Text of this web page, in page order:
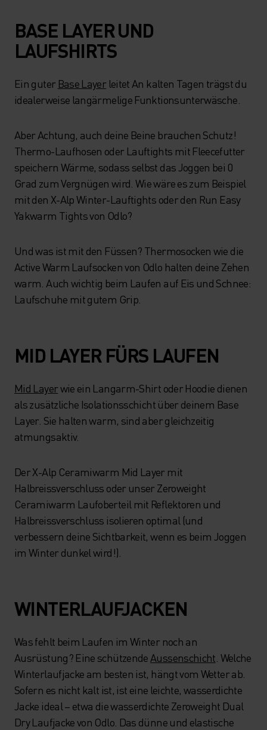
BASE LAYER UND
LAUFSHIRTS
Ein guter Base Layer leitet An kalten Tagen trägst du
idealerweise langärmelige Funktionsunterwäsche.
Aber Achtung, auch deine Beine brauchen Schutz!
Thermo-Laufhosen oder Lauftights mit Fleecefutter
speichern Wärme, sodass selbst das Joggen bei 0
Grad zum Vergnügen wird. Wie wäre es zum Beispiel
mit den X-Alp Winter-Lauftights oder den Run Easy
Yakwarm Tights von Odlo?
Und was ist mit den Füssen? Thermosocken wie die
Active Warm Laufsocken von Odlo halten deine Zehen
warm. Auch wichtig beim Laufen auf Eis und Schnee:
Laufschuhe mit gutem Grip.
MID LAYER FÜRS LAUFEN
Mid Layerwie ein Langarm-Shirt oder Hoodie dienen
als zusätzliche Isolationsschicht über deinem Base
Layer. Sie halten warm, sind aber gleichzeitig
atmungsaktiv.
Der X-Alp Ceramiwarm Mid Layer mit
Halbreissverschluss oder unser Zeroweight
Ceramiwarm Laufoberteil mit Reflektoren und
Halbreissverschluss isolieren optimal (und
verbessern deine Sichtbarkeit, wenn es beim Joggen
im Winter dunkel wird!).
WINTERLAUFJACKEN
Was fehlt beim Laufen im Winter noch an
Ausrüstung? Eine schützende Aussenschicht . Welche
Winterlaufjacke am besten ist, hängt vom Wetter ab.
Sofern es nicht kalt ist, ist eine leichte, wasserdichte
Jacke ideal – etwa die wasserdichte Zeroweight Dual
Dry Laufjacke von Odlo. Das dünne und elastische